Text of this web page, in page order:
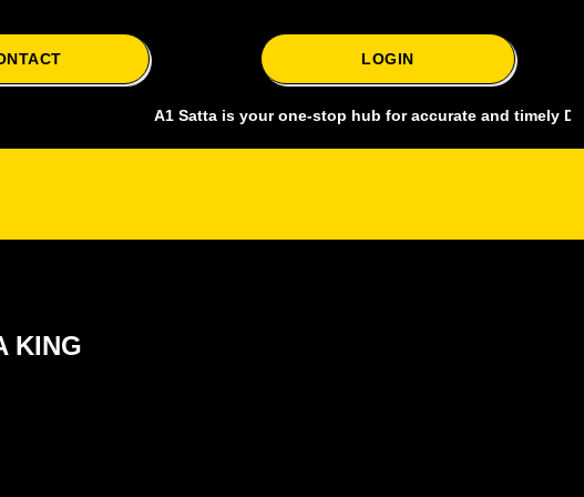
LOGIN
A1 Satta is your one-stop hub for accurate and timely Delhi
KING